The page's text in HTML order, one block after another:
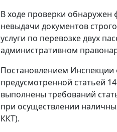
В ходе проверки
невыдачи документов
услуги по перевозке двух
административном
Постановлением Инспекции
предусмотренной статьей
выполнены требований
при осуществлении
ККТ).